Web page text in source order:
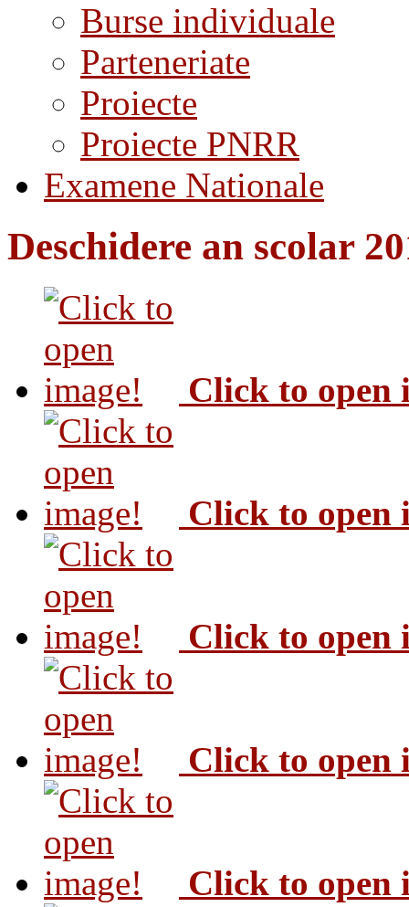
Burse individuale
Parteneriate
Proiecte
Proiecte PNRR
Examene Nationale
Deschidere an scolar
Click to open
Click to open
Click to open
Click to open
Click to open